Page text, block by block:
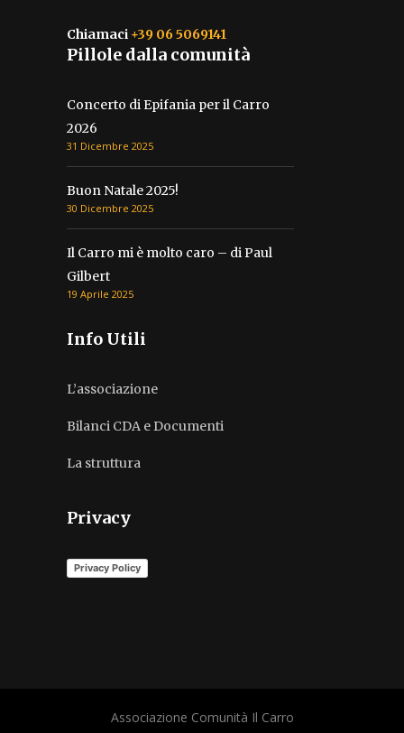
Chiamaci +39 06 5069141
Pillole dalla comunità
Concerto di Epifania per il Carro
2026
31 Dicembre 2025
Buon Natale 2025!
30 Dicembre 2025
Il Carro mi è molto caro – di Paul
Gilbert
19 Aprile 2025
Info Utili
L’associazione
Bilanci CDA e Documenti
La struttura
Privacy
Privacy Policy
Associazione Comunità Il Carro